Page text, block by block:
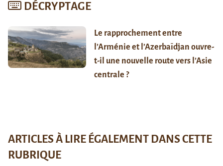
DÉCRYPTAGE
Le rapprochement entre
l’Arménie et l’Azerbaïdjan ouvre-
t-il une nouvelle route vers l’Asie
centrale ?
ARTICLES À LIRE ÉGALEMENT DANS CETTE
RUBRIQUE